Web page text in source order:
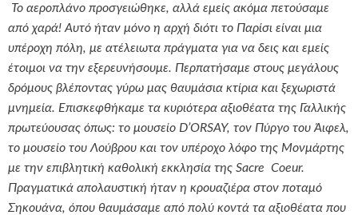
Το αεροπλάνο προσγειώθηκε, αλλά εμείς ακόμα πετούσαμε
από χαρά! Αυτό ήταν μόνο η αρχή διότι το Παρίσι είναι μια
υπέροχη πόλη, με ατέλειωτα πράγματα για να δεις και εμείς
έτοιμοι να την εξερευνήσουμε. Περπατήσαμε στους μεγάλους
δρόμους βλέποντας γύρω μας θαυμάσια κτίρια και ξεχωριστά
μνημεία. Επισκεφθήκαμε τα κυριότερα αξιοθέατα της Γαλλικής
πρωτεύουσας όπως: το μουσείο D’ORSAY, τον Πύργο του Άιφελ,
το μουσείο του Λούβρου και τον υπέροχο λόφο της Μονμάρτης
με την επιβλητική καθολική εκκλησία της Sacre Coeur.
Πραγματικά απολαυστική ήταν η κρουαζιέρα στον ποταμό
Σηκουάνα, όπου θαυμάσαμε από πολύ κοντά τα αξιοθέατα που